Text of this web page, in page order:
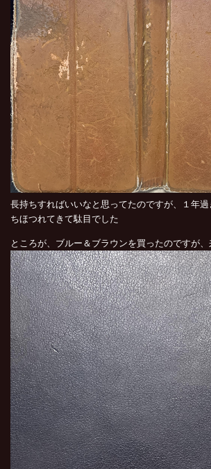
長持ちすればいいなと思ってたのですが、１年
ちほつれてきて駄目でした
ところが、ブルー＆ブラウンを買ったのですが